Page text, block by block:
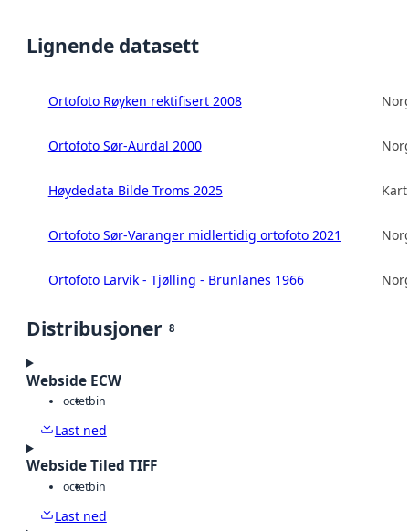
Lignende datasett
Ortofoto Røyken rektifisert 2008
Ortofoto Sør-Aurdal 2000
Høydedata Bilde Troms 2025
Ortofoto Sør-Varanger midlertidig ortofoto 2021
Ortofoto Larvik - Tjølling - Brunlanes 1966
Distribusjoner 8
Webside ECW
octetbin
Last ned
Webside Tiled TIFF
octetbin
Last ned